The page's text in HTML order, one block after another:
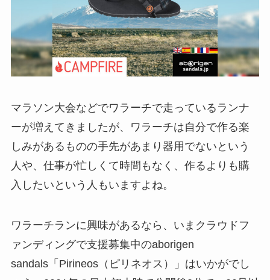
マラソン大会などでワラーチで走っているランナ
ーが増えてきましたが、ワラーチは自分で作る楽
しみがあるものの手先があまり器用でないという
人や、仕事が忙しくて時間もなく、作るよりも購
入したいという人もいますよね。
ワラーチランに興味があるなら、いまクラウドフ
ァンディングで支援募集中のaborigen
sandals「Pirineos（ピリネオス）」はいかがでし